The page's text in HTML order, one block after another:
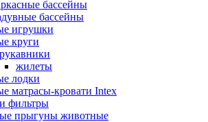
бассейны
бассейны
игрушки
круги
жилеты
лодки
матрасы-кровати Intex
фильтры
прыгуны животные